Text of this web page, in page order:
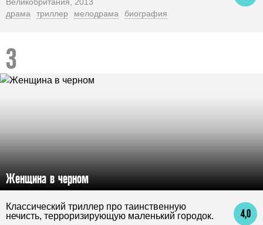
Великобритания, 2013
драма
триллер мелодрама биография
Женщина в черном
4,0
Классический триллер про таинственную
нечисть, терроризирующую маленький городок.